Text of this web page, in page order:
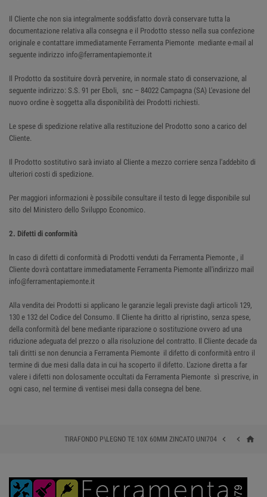
Il Cliente che non sia integralmente soddisfatto dovrà conservare tutta la
documentazione relativa alla consegna e il Prodotto stesso nella sua confezione
originale e contattare immediatamente Ferramenta Piemonte mediante e-mail al
seguente indirizzo info@ferramentapiemonte.it
Il Prodotto da sostituire dovrà pervenire, in normale stato di conservazione, al
seguente indirizzo: S.S. 91 per Eboli, snc – 84022 Campagna (SA) L'evasione del
nuovo ordine è soggetta alla disponibilità dei Prodotti richiesti.
Le spese di spedizione relative alla restituzione del Prodotto sono a carico del
Cliente.
Il Prodotto sostitutivo sarà inviato al Cliente a mezzo corriere senza l'addebito di
ulteriori costi di spedizione.
Per maggiori informazioni è possibile consultare il testo di legge disponibile sul
sito del Ministero dello Sviluppo Economico.
2. Difetti di conformità
In caso di difetti di conformità di Prodotti venduti da Ferramenta Piemonte , il
Cliente dovrà contattare immediatamente Ferramenta Piemonte all'indirizzo mail
info@ferramentapiemonte.it
Alla vendita dei Prodotti si applicano le garanzie legali previste dagli articoli 129,
130 e 132 del Codice del Consumo. Il Cliente ha diritto al ripristino, senza spese,
della conformità del bene mediante riparazione o sostituzione ovvero ad una
riduzione adeguata del prezzo o alla risoluzione del contratto. Il Cliente decade da
tali diritti se non denuncia a Ferramenta Piemonte il difetto di conformità entro il
termine di due mesi dalla data in cui ha scoperto il difetto. L'azione diretta a far
valere i difetti non dolosamente occultati da Ferramenta Piemonte sì prescrive, in
ogni caso, nel termine di ventisei mesi dalla consegna del bene.
home


TIRAFONDO P\LEGNO TE 10X 60MM ZINCATO UNI704